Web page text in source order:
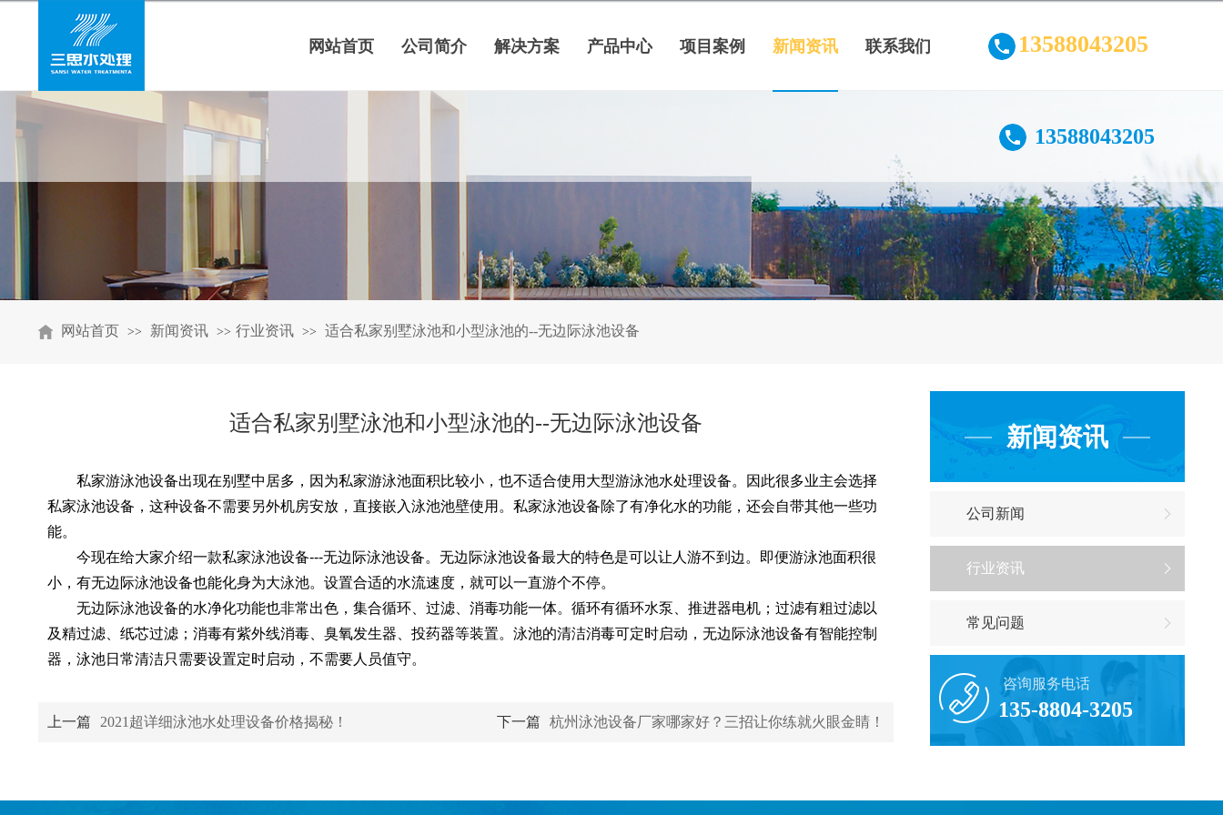
13588043205
网站首页 公司简介 解决方案 产品中心 项目案例 新闻资讯 联系我们
13588043205
网站首页 >> 新闻资讯 >> 行业资讯 >> 适合私家别墅泳池和小型泳池的--无边际泳池设备
新闻资讯
公司新闻
行业资讯
常见问题
咨询服务电话
135-8804-3205
适合私家别墅泳池和小型泳池的--无边际泳池设备
私家游泳池设备出现在别墅中居多，因为私家游泳池面积比较小，也不适合使用大型游泳池水处理设备。因此很多业主会选择
私家泳池设备，这种设备不需要另外机房安放，直接嵌入泳池池壁使用。私家泳池设备除了有净化水的功能，还会自带其他一些功
能。
今现在给大家介绍一款私家泳池设备---无边际泳池设备。无边际泳池设备最大的特色是可以让人游不到边。即便游泳池面积很
小，有无边际泳池设备也能化身为大泳池。设置合适的水流速度，就可以一直游个不停。
无边际泳池设备的水净化功能也非常出色，集合循环、过滤、消毒功能一体。循环有循环水泵、推进器电机；过滤有粗过滤以
及精过滤、纸芯过滤；消毒有紫外线消毒、臭氧发生器、投药器等装置。泳池的清洁消毒可定时启动，无边际泳池设备有智能控制
器，泳池日常清洁只需要设置定时启动，不需要人员值守。
上一篇 2021超详细泳池水处理设备价格揭秘！ 下一篇 杭州泳池设备厂家哪家好？三招让你练就火眼金睛！